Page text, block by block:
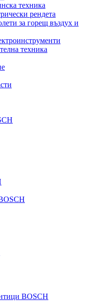
техника
рендета
за горещ въздух и
техника
BOSCH